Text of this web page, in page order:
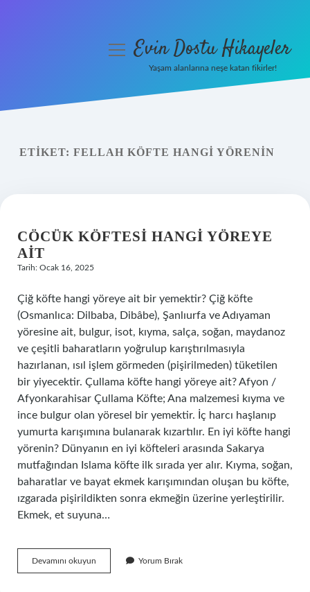
Yasal Uyarı
menüyüEvin Dostu Hikayeler
Yaşam alanlarına neşe katan fikirler!
ETIKET: FELLAH KÖFTE HANGI YÖRENIN
CÖCÜK KÖFTESI HANGI YÖREYE
AIT
Tarih: Ocak 16, 2025
Çiğ köfte hangi yöreye ait bir yemektir? Çiğ köfte
(Osmanlıca: Dilbaba, Dibâbe), Şanlıurfa ve Adıyaman
yöresine ait, bulgur, isot, kıyma, salça, soğan, maydanoz
ve çeşitli baharatların yoğrulup karıştırılmasıyla
hazırlanan, ısıl işlem görmeden (pişirilmeden) tüketilen
bir yiyecektir. Çullama köfte hangi yöreye ait? Afyon /
Afyonkarahisar Çullama Köfte; Ana malzemesi kıyma ve
ince bulgur olan yöresel bir yemektir. İç harcı haşlanıp
yumurta karışımına bulanarak kızartılır. En iyi köfte hangi
yörenin? Dünyanın en iyi köfteleri arasında Sakarya
mutfağından Islama köfte ilk sırada yer alır. Kıyma, soğan,
baharatlar ve bayat ekmek karışımından oluşan bu köfte,
ızgarada pişirildikten sonra ekmeğin üzerine yerleştirilir.
Ekmek, et suyuna…
Devamını okuyun
Köftesi
Yorum Bırak